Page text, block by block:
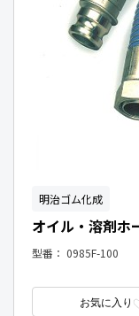
明治ゴム化成
オイル・溶剤ホ
型番： 0985F-100
お気に入り